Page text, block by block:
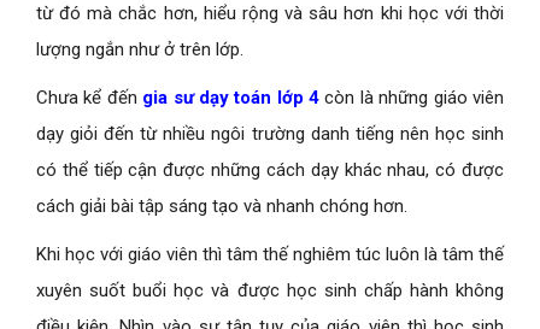
từ đó mà chắc hơn, hiểu rộng và sâu hơn khi học với thời
lượng ngắn như ở trên lớp.
Chưa kể đến gia sư dạy toán lớp 4 còn là những giáo viên
dạy giỏi đến từ nhiều ngôi trường danh tiếng nên học sinh
có thể tiếp cận được những cách dạy khác nhau, có được
cách giải bài tập sáng tạo và nhanh chóng hơn.
Khi học với giáo viên thì tâm thế nghiêm túc luôn là tâm thế
xuyên suốt buổi học và được học sinh chấp hành không